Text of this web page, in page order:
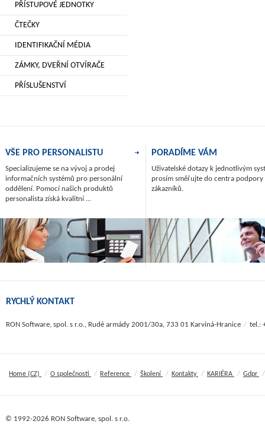
PŘÍSTUPOVÉ JEDNOTKY
ČTEČKY
IDENTIFIKAČNÍ MÉDIA
ZÁMKY, DVEŘNÍ OTVÍRAČE
PŘÍSLUŠENSTVÍ
VŠE PRO PERSONALISTU
Specializujeme se na vývoj a prodej
informačních systémů pro personální
oddělení. Pomocí našich produktů
personalista získá kvalitní ...
PORADÍME VÁM
Uživatelské dotazy k jednotlivým
prosím směřujte do centra podpory
zákazníků.
RYCHLÝ KONTAKT
RON Software, spol. s r.o., Rudé armády 2001/30a, 733 01 Karviná-Hranice / tel.:
Home (CZ) / O společnosti / Reference / Školení / Kontakty / KARIÉRA / Gdpr /
© 1992-2026 RON Software, spol. s r.o.